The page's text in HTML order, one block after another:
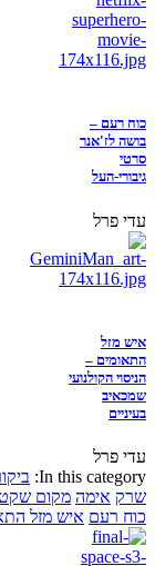
כוח רעם –
בושה לז'אנר
סרטי
גיבורי-העל
עדי פרל
איש מזל
התאומים –
הניסוי הקולנועי
שמכאיב
בעיניים
עדי פרל
In this category:
שרק אימה מקום שקט
כוח רעם איש מזל